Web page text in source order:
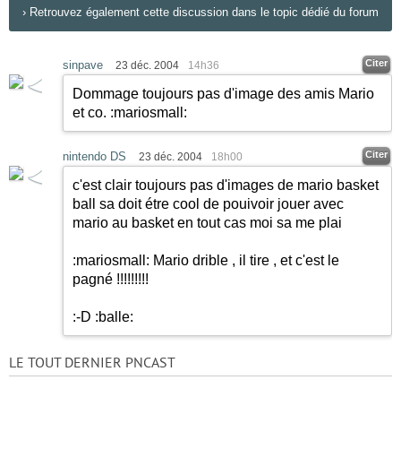
› Retrouvez également cette discussion dans le topic dédié du forum
sinpave 23 déc. 2004 14h36 Citer
Dommage toujours pas d'image des amis Mario
et co. :mariosmall:
nintendo DS 23 déc. 2004 18h00 Citer
c'est clair toujours pas d'images de mario basket
ball sa doit étre cool de pouivoir jouer avec
mario au basket en tout cas moi sa me plai
:mariosmall: Mario drible , il tire , et c'est le
pagné !!!!!!!!!
:-D :balle:
LE TOUT DERNIER PNCAST